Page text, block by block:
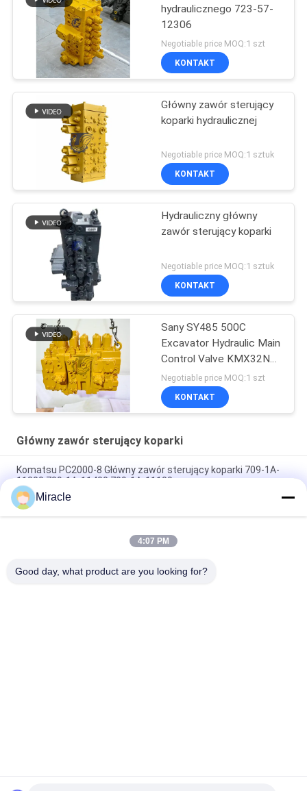
hydraulicznego 723-57-
12306
Negotiable price MOQ:1 szt
KONTAKT
Główny zawór sterujący
koparki hydraulicznej
Negotiable price MOQ:1 sztuk
KONTAKT
Hydrauliczny główny
zawór sterujący koparki
Negotiable price MOQ:1 sztuk
KONTAKT
Sany SY485 500C
Excavator Hydraulic Main
Control Valve KMX32NA
High Quality
Negotiable price MOQ:1 szt
KONTAKT
Główny zawór sterujący koparki
Komatsu PC2000-8 Główny zawór sterujący koparki 709-1A-
11300 709-1A-11400 709-1A-11100
PC160LC-7 PC160-7 Wynęgarka z zawórami sterującymi
Komatsu, 723-57-16100 Główne części wykopalni
VOE14541591 Główny zawór sterujący koparki dla Volvo
Miracle
4:07 PM
Good day, what product are you looking for?